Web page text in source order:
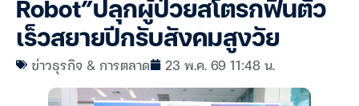
Robot”ปลุกผู้ป่วยสโตรกฟื้นตัว
เร็วสยายปีกรับสังคมสูงวัย
ข่าวธุรกิจ & การตลาด 23 พ.ค. 69 11:48 น.